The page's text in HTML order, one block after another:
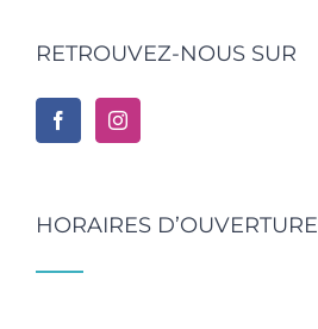
RETROUVEZ-NOUS SUR
HORAIRES D’OUVERTURE